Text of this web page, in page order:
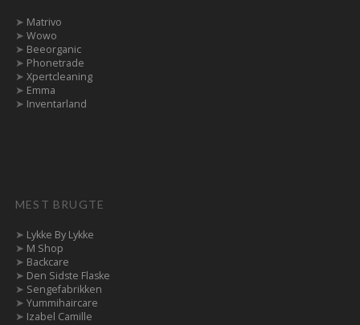
➤ Matrivo
➤ Wowo
➤ Beeorganic
➤ Phonetrade
➤ Xpertcleaning
➤ Emma
➤ Inventarland
MEST BRUGTE
➤ Lykke By Lykke
➤ M Shop
➤ Backcare
➤ Den Sidste Flaske
➤ Sengefabrikken
➤ Yummihaircare
➤ Izabel Camille